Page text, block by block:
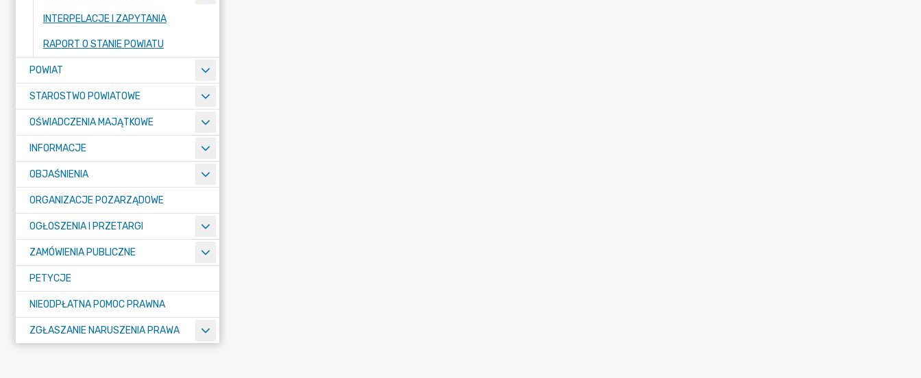
INTERPELACJE I ZAPYTANIA
RAPORT O STANIE POWIATU
POWIAT
STAROSTWO POWIATOWE
OŚWIADCZENIA MAJĄTKOWE
INFORMACJE
OBJAŚNIENIA
ORGANIZACJE POZARZĄDOWE
OGŁOSZENIA I PRZETARGI
ZAMÓWIENIA PUBLICZNE
PETYCJE
NIEODPŁATNA POMOC PRAWNA
ZGŁASZANIE NARUSZENIA PRAWA